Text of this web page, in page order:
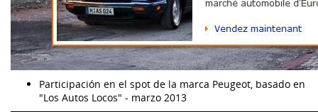
Participación en el spot de la marca Peugeot, basado en
"Los Autos Locos" - marzo 2013